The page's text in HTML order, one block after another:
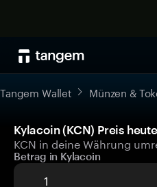
Tangem Wallet Münzen &
Kylacoin (KCN) Preis
KCN in deine Währung
Betrag in Kylacoin